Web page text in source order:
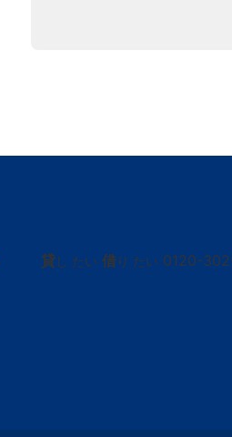
貸し たい 借り たい 0120-